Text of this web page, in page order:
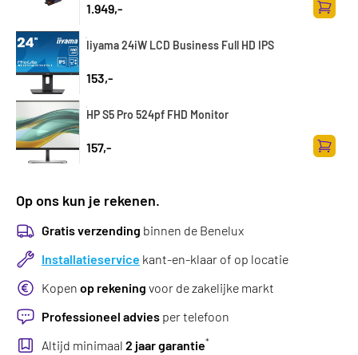
1.949,-
Zum
Iiyama 24iW LCD Business Full HD IPS
153,-
HP S5 Pro 524pf FHD Monitor
157,-
Zum
Op ons kun je rekenen.
Gratis verzending binnen de Benelux
Installatieservice kant-en-klaar of op locatie
Kopen op rekening voor de zakelijke markt
Professioneel advies per telefoon
Altijd minimaal 2 jaar garantie*